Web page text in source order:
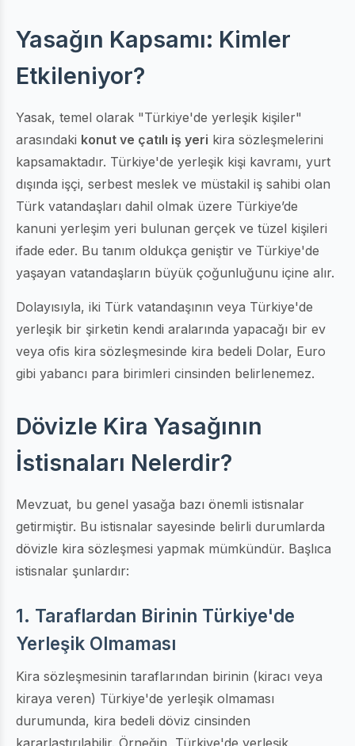
Yasağın Kapsamı: Kimler
Etkileniyor?
Yasak, temel olarak "Türkiye'de yerleşik kişiler"
arasındaki konut ve çatılı iş yeri kira sözleşmelerini
kapsamaktadır. Türkiye'de yerleşik kişi kavramı, yurt
dışında işçi, serbest meslek ve müstakil iş sahibi olan
Türk vatandaşları dahil olmak üzere Türkiye’de
kanuni yerleşim yeri bulunan gerçek ve tüzel kişileri
ifade eder. Bu tanım oldukça geniştir ve Türkiye'de
yaşayan vatandaşların büyük çoğunluğunu içine alır.
Dolayısıyla, iki Türk vatandaşının veya Türkiye'de
yerleşik bir şirketin kendi aralarında yapacağı bir ev
veya ofis kira sözleşmesinde kira bedeli Dolar, Euro
gibi yabancı para birimleri cinsinden belirlenemez.
Dövizle Kira Yasağının
İstisnaları Nelerdir?
Mevzuat, bu genel yasağa bazı önemli istisnalar
getirmiştir. Bu istisnalar sayesinde belirli durumlarda
dövizle kira sözleşmesi yapmak mümkündür. Başlıca
istisnalar şunlardır:
1. Taraflardan Birinin Türkiye'de
Yerleşik Olmaması
Kira sözleşmesinin taraflarından birinin (kiracı veya
kiraya veren) Türkiye'de yerleşik olmaması
durumunda, kira bedeli döviz cinsinden
kararlaştırılabilir. Örneğin, Türkiye'de yerleşik